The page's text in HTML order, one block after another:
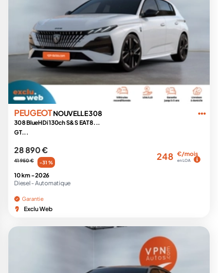
PEUGEOTNOUVELLE 308
308 BlueHDi 130ch S&S EAT8...
GT...
28 890 €
41 950 € -31 %
248 €/mois
en LOA
10 km -2026
Diesel - Automatique
Garantie
Exclu Web